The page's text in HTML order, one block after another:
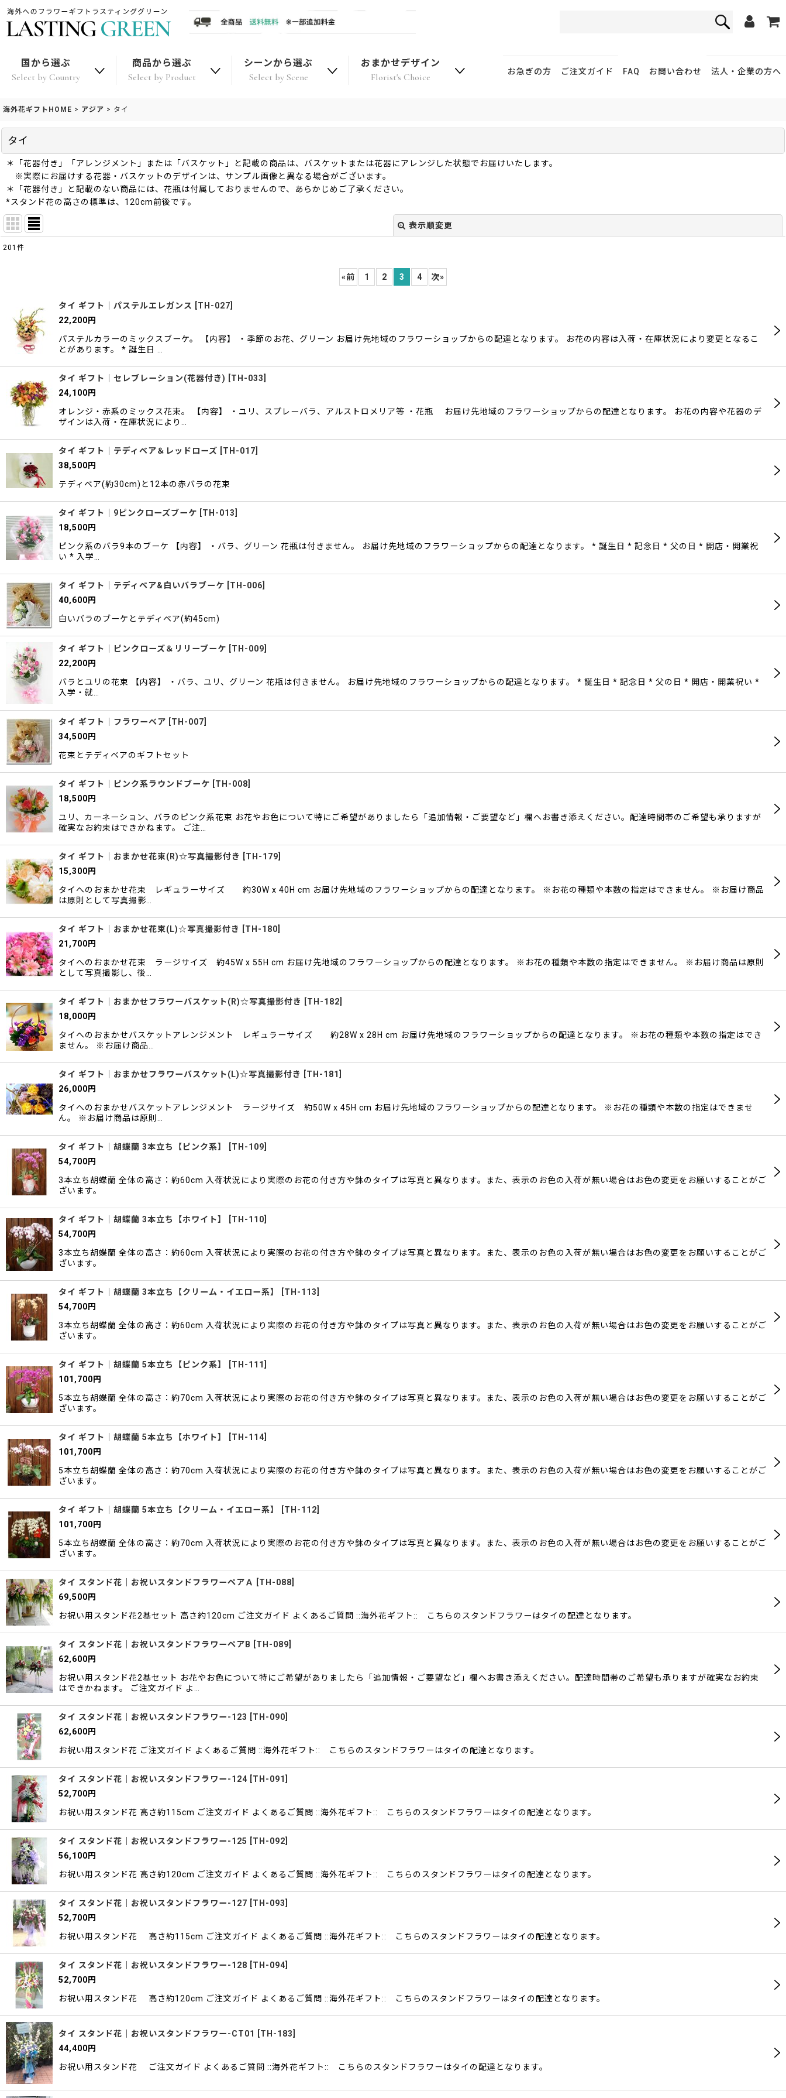
国から選ぶ
Select by Country
商品から選ぶ
Select by Product
シーンから選ぶ
Select by Scene
おまかせデザイン
Florist's Choice 法人・企業の方へ
ご注文ガイド
お急ぎの方 FAQ お問い合わせ
海外花ギフトHOME > アジア > タイ
タイ
＊「花器付き」「アレンジメント」または「バスケット」と記載の商品は、バスケットまたは花器にアレンジした状態でお届けいたします。
※実際にお届けする花器・バスケットのデザインは、サンプル画像と異なる場合がございます。
＊「花器付き」と記載のない商品には、花瓶は付属しておりませんので、あらかじめご了承ください。
*スタンド花の高さの標準は、120cm前後です。
表示順変更
201 件
«前 1 2 3 4 次»
タイ ギフト｜パステルエレガンス TH-027
22,200円
パステルカラーのミックスブーケ。 【内容】 ・季節のお花、グリーン お届け先地域のフラワーショップからの配達となります。 お花の内容は入荷・在庫状況により変更となるこ
とがあります。 * 誕生日 …
タイ ギフト｜セレブレーション(花器付き) TH-033
24,100円
オレンジ・赤系のミックス花束。 【内容】 ・ユリ、スプレーバラ、アルストロメリア等 ・花瓶 お届け先地域のフラワーショップからの配達となります。 お花の内容や花器のデ
ザインは入荷・在庫状況により…
タイ ギフト｜テディベア＆レッドローズ TH-017
38,500円
テディベア(約30cm)と12本の赤バラの花束
タイ ギフト｜9ピンクローズブーケ TH-013
18,500円
ピンク系のバラ9本のブーケ 【内容】 ・バラ、グリーン 花瓶は付きません。 お届け先地域のフラワーショップからの配達となります。 * 誕生日 * 記念日 * 父の日 * 開店・開業祝
い * 入学…
タイ ギフト｜テディベア&白いバラブーケ TH-006
40,600円
白いバラのブーケとテディベア(約45cm)
タイ ギフト｜ピンクローズ＆リリーブーケ [TH-009]
22,200円
バラとユリの花束 【内容】 ・バラ、ユリ、グリーン 花瓶は付きません。 お届け先地域のフラワーショップからの配達となります。 * 誕生日 * 記念日 * 父の日 * 開店・開業祝い *
入学・就…
タイ ギフト｜フラワーベア TH-007
34,500円
花束とテディベアのギフトセット
タイ ギフト｜ピンク系ラウンドブーケ TH-008
18,500円
ユリ、カーネーション、バラのピンク系花束 お花やお色について特にご希望がありましたら「追加情報・ご要望など」欄へお書き添えください。配達時間帯のご希望も承りますが
確実なお約束はできかねます。 ご注…
タイ ギフト｜おまかせ花束(R)☆写真撮影付き TH-179
15,300円
タイへのおまかせ花束 レギュラーサイズ 約30W x 40H cm お届け先地域のフラワーショップからの配達となります。 ※お花の種類や本数の指定はできません。 ※お届け商品
は原則として写真撮影…
タイ ギフト｜おまかせ花束(L)☆写真撮影付き TH-180
21,700円
タイへのおまかせ花束 ラージサイズ 約45W x 55H cm お届け先地域のフラワーショップからの配達となります。 ※お花の種類や本数の指定はできません。 ※お届け商品は原則
として写真撮影し、後…
タイ ギフト｜おまかせフラワーバスケット(R)☆写真撮影付き TH-182
18,000円
タイへのおまかせバスケットアレンジメント レギュラーサイズ 約28W x 28H cm お届け先地域のフラワーショップからの配達となります。 ※お花の種類や本数の指定はでき
ません。 ※お届け商品…
タイ ギフト｜おまかせフラワーバスケット(L)☆写真撮影付き TH-181
26,000円
タイへのおまかせバスケットアレンジメント ラージサイズ 約50W x 45H cm お届け先地域のフラワーショップからの配達となります。 ※お花の種類や本数の指定はできませ
ん。 ※お届け商品は原則…
タイ ギフト｜胡蝶蘭 3本立ち【ピンク系】 TH-109
54,700円
3本立ち胡蝶蘭 全体の高さ：約60cm 入荷状況により実際のお花の付き方や鉢のタイプは写真と異なります。また、表示のお色の入荷が無い場合はお色の変更をお願いすることがご
ざいます。
タイ ギフト｜胡蝶蘭 3本立ち【ホワイト】 TH-110
54,700円
3本立ち胡蝶蘭 全体の高さ：約60cm 入荷状況により実際のお花の付き方や鉢のタイプは写真と異なります。また、表示のお色の入荷が無い場合はお色の変更をお願いすることがご
ざいます。
タイ ギフト｜胡蝶蘭 3本立ち【クリーム・イエロー系】 TH-113
54,700円
3本立ち胡蝶蘭 全体の高さ：約60cm 入荷状況により実際のお花の付き方や鉢のタイプは写真と異なります。また、表示のお色の入荷が無い場合はお色の変更をお願いすることがご
ざいます。
タイ ギフト｜胡蝶蘭 5本立ち【ピンク系】 TH-111
101,700円
5本立ち胡蝶蘭 全体の高さ：約70cm 入荷状況により実際のお花の付き方や鉢のタイプは写真と異なります。また、表示のお色の入荷が無い場合はお色の変更をお願いすることがご
ざいます。
タイ ギフト｜胡蝶蘭 5本立ち【ホワイト】 TH-114
101,700円
5本立ち胡蝶蘭 全体の高さ：約70cm 入荷状況により実際のお花の付き方や鉢のタイプは写真と異なります。また、表示のお色の入荷が無い場合はお色の変更をお願いすることがご
ざいます。
タイ ギフト｜胡蝶蘭 5本立ち【クリーム・イエロー系】 TH-112
101,700円
5本立ち胡蝶蘭 全体の高さ：約70cm 入荷状況により実際のお花の付き方や鉢のタイプは写真と異なります。また、表示のお色の入荷が無い場合はお色の変更をお願いすることがご
ざいます。
タイ スタンド花｜お祝いスタンドフラワーペアＡ TH-088
69,500円
お祝い用スタンド花2基セット 高さ約120cm ご注文ガイド よくあるご質問 ::海外花ギフト:: こちらのスタンドフラワーはタイの配達となります。
タイ スタンド花｜お祝いスタンドフラワーペアB TH-089
62,600円
お祝い用スタンド花2基セット お花やお色について特にご希望がありましたら「追加情報・ご要望など」欄へお書き添えください。配達時間帯のご希望も承りますが確実なお約束
はできかねます。 ご注文ガイド よ…
タイ スタンド花｜お祝いスタンドフラワー-123 TH-090
62,600円
お祝い用スタンド花 ご注文ガイド よくあるご質問 ::海外花ギフト:: こちらのスタンドフラワーはタイの配達となります。
タイ スタンド花｜お祝いスタンドフラワー-124 TH-091
52,700円
お祝い用スタンド花 高さ約115cm ご注文ガイド よくあるご質問 ::海外花ギフト:: こちらのスタンドフラワーはタイの配達となります。
タイ スタンド花｜お祝いスタンドフラワー-125 TH-092
56,100円
お祝い用スタンド花 高さ約120cm ご注文ガイド よくあるご質問 ::海外花ギフト:: こちらのスタンドフラワーはタイの配達となります。
タイ スタンド花｜お祝いスタンドフラワー-127 TH-093
52,700円
お祝い用スタンド花 高さ約115cm ご注文ガイド よくあるご質問 ::海外花ギフト:: こちらのスタンドフラワーはタイの配達となります。
タイ スタンド花｜お祝いスタンドフラワー-128 TH-094
52,700円
お祝い用スタンド花 高さ約120cm ご注文ガイド よくあるご質問 ::海外花ギフト:: こちらのスタンドフラワーはタイの配達となります。
タイ スタンド花｜お祝いスタンドフラワー-CT01 [TH-183]
44,400円
お祝い用スタンド花 ご注文ガイド よくあるご質問 ::海外花ギフト:: こちらのスタンドフラワーはタイの配達となります。